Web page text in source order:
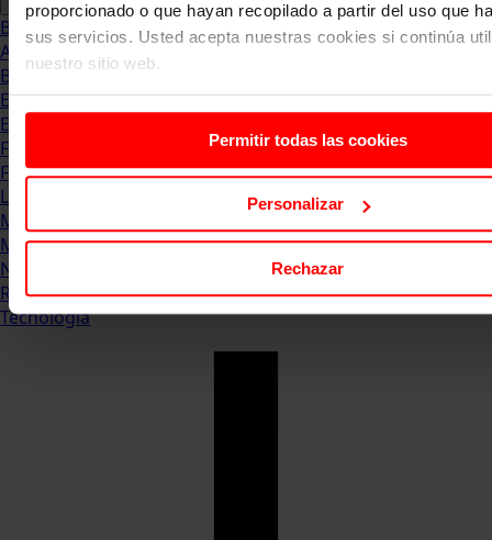
proporcionado o que hayan recopilado a partir del uso que
sus servicios. Usted acepta nuestras cookies si continúa
nuestro sitio web.
Permitir todas las cookies
Personalizar
Rechazar
Blog
Abogacia
Business
Empleo & Emprendimiento
Empresas
Finanzas
Formación & Estudios
Luxury
Management
Marketing & Comunicación
Negocios
Recursos Humanos
Tecnología